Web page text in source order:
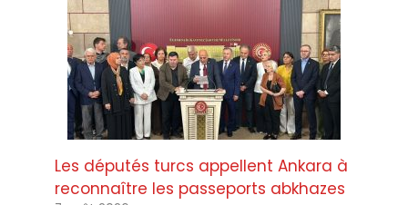
Les députés turcs appellent Ankara à
reconnaître les passeports abkhazes